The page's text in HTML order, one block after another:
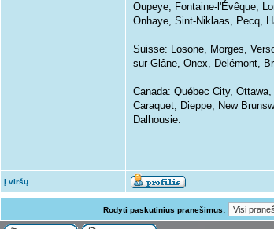
Oupeye, Fontaine-l'Évêque,
Onhaye, Sint-Niklaas, Pecq,
Suisse: Losone, Morges,
sur-Glâne, Onex, Delémont,
Canada: Québec City,
Caraquet, Dieppe, New
Dalhousie.
Į viršų
Rodyti paskutinius pranešimus: